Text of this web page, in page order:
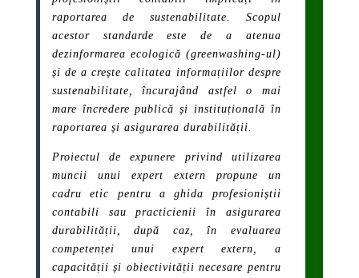
raportarea de sustenabilitate. Scopul
acestor standarde este de a atenua
dezinformarea ecologică (greenwashing-ul)
și de a crește calitatea informațiilor despre
sustenabilitate, încurajând astfel o mai
mare încredere publică și instituțională în
raportarea și asigurarea durabilității.
Proiectul de expunere privind utilizarea
muncii unui expert extern propune un
cadru etic pentru a ghida profesioniștii
contabili sau practicienii în asigurarea
durabilității, după caz, în evaluarea
competenței unui expert extern, a
capacității și obiectivității necesare pentru